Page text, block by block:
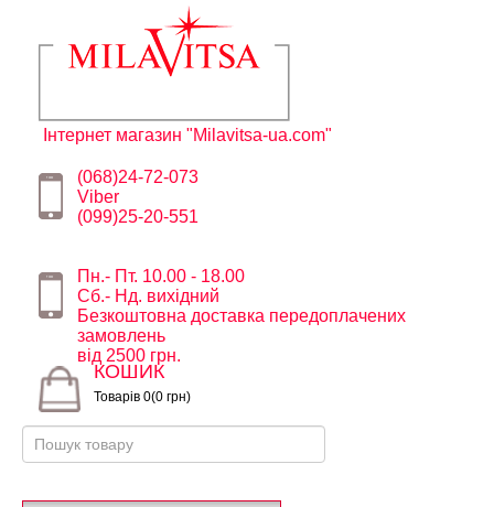
Інтернет магазин "Milavitsa-ua.com"
(068)24-72-073
Viber
(099)25-20-551
Пн.- Пт. 10.00 - 18.00
Сб.- Нд. вихідний
Безкоштовна доставка передоплачених
замовлень
від 2500 грн.
КОШИК
Товарів 0(0 грн)